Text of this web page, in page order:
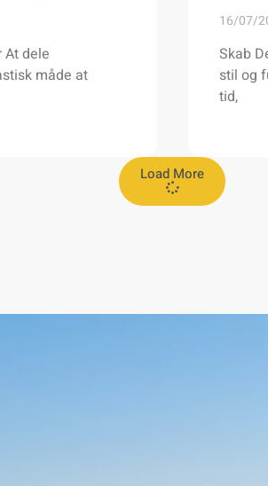
At dele
måde at
16/07/
Skab
stil og
tid,
Load More